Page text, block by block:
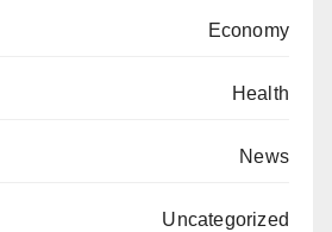
Economy
Health
News
Uncategorized